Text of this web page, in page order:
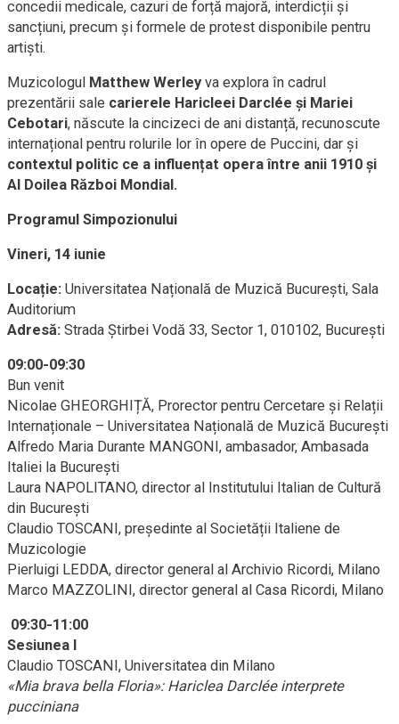
concedii medicale, cazuri de forță majoră, interdicții și
sancțiuni, precum și formele de protest disponibile pentru
artiști.
Muzicologul Matthew Werleyva explora în cadrul
prezentării sale carierele Haricleei Darclée și Mariei
Cebotari, născute la cincizeci de ani distanță, recunoscute
internațional pentru rolurile lor în opere de Puccini, dar și
contextul politic ce a influențat opera între anii 1910 și
Al Doilea Război Mondial.
Programul Simpozionului
Vineri, 14 iunie
Locație: Universitatea Națională de Muzică București, Sala
Auditorium
Adresă: Strada Știrbei Vodă 33, Sector 1, 010102, București
09:00-09:30
Bun venit
Nicolae GHEORGHIȚĂ, Prorector pentru Cercetare și Relații
Internaționale – Universitatea Națională de Muzică București
Alfredo Maria Durante MANGONI, ambasador, Ambasada
Italiei la București
Laura NAPOLITANO, director al Institutului Italian de Cultură
din București
Claudio TOSCANI, președinte al Societății Italiene de
Muzicologie
Pierluigi LEDDA, director general al Archivio Ricordi, Milano
Marco MAZZOLINI, director general al Casa Ricordi, Milano
09:30-11:00
Sesiunea I
Claudio TOSCANI, Universitatea din Milano
«Mia brava bella Floria»: Hariclea Darclée interprete
pucciniana